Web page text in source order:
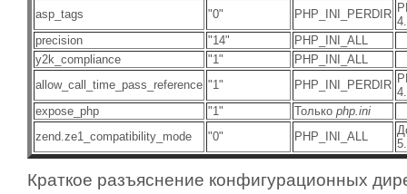
asp_tags
"0" PHP_INI_PERDIR
precision
"14"
PHP_INI_ALL
y2k_compliance
"1"
PHP_INI_ALL
allow_call_time_pass_reference "1" PHP_INI_PERDIR
expose_php
"1" Только php.ini
zend.ze1_compatibility_mode
"0" PHP_INI_ALL
Краткое разъяснение конфигурационных